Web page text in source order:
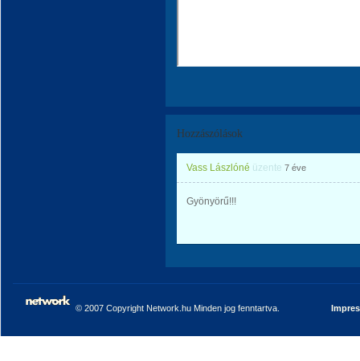
Hozzászólások
Vass Lászlóné üzente 7 éve
Gyönyörű!!!
© 2007 Copyright Network.hu Minden jog fenntartva.